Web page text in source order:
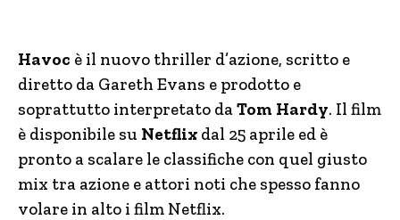
Havoc è il nuovo thriller d’azione, scritto e
diretto da Gareth Evans e prodotto e
soprattutto interpretato daTom Hardy. Il film
è disponibile su Netflix dal 25 aprile ed è
pronto a scalare le classifiche con quel giusto
mix tra azione e attori noti che spesso fanno
volare in alto i film Netflix.